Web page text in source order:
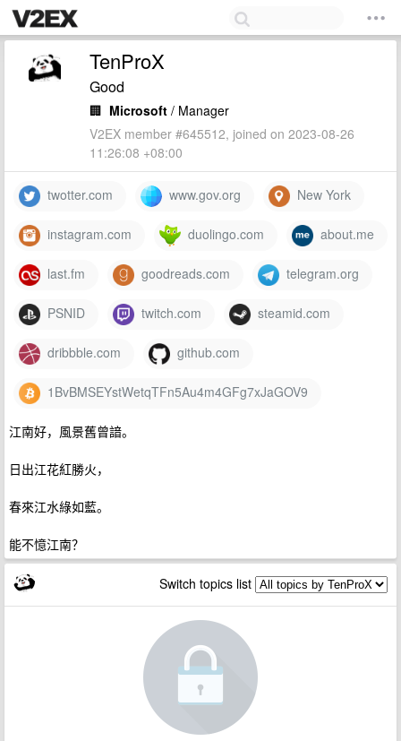
TenProX
Good
🏢 Microsoft / Manager
V2EX member #645512, joined on 2023-08-26
11:26:08 +08:00
twotter.com www.gov.org New York
instagram.com duolingo.com about.me
last.fm goodreads.com telegram.org
PSNID twitch.com steamid.com
dribbble.com github.com
1BvBMSEYstWetqTFn5Au4m4GFg7xJaGOV9
江南好，風景舊曾諳。
日出江花紅勝火，
春來江水綠如藍。
能不憶江南？
Switch topics list